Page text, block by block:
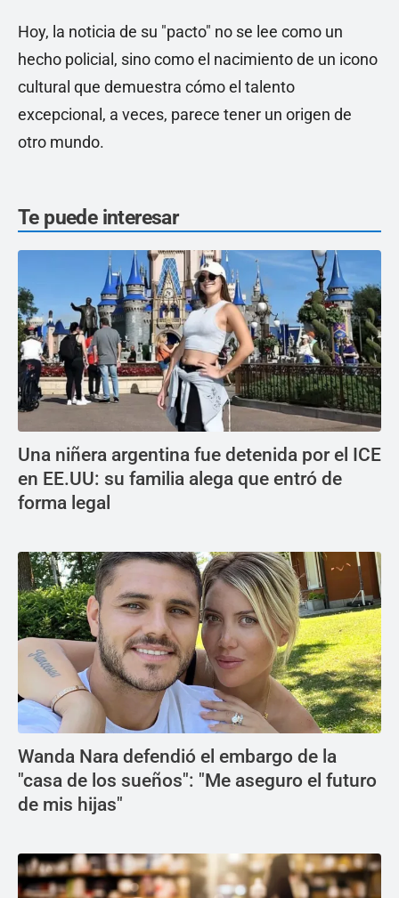
Hoy, la noticia de su "pacto" no se lee como un
hecho policial, sino como el nacimiento de un icono
cultural que demuestra cómo el talento
excepcional, a veces, parece tener un origen de
otro mundo.
Te puede interesar
Una niñera argentina fue detenida por el ICE
en EE.UU: su familia alega que entró de
forma legal
Wanda Nara defendió el embargo de la
"casa de los sueños": "Me aseguro el futuro
de mis hijas"